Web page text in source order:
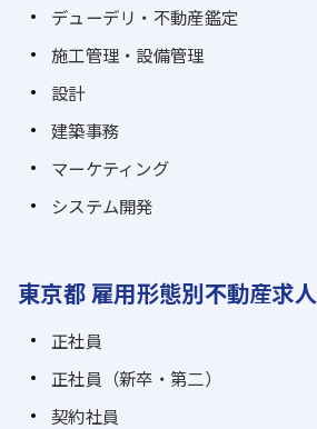
デューデリ・不動産鑑定
施工管理・設備管理
設計
建築事務
マーケティング
システム開発
東京都 雇用形態別不動産求人
正社員
正社員（新卒・第二）
契約社員